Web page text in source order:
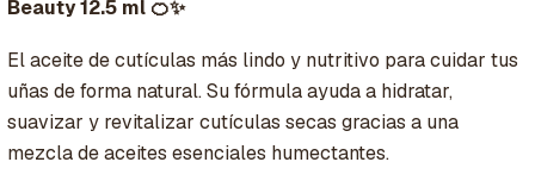
Beauty 12.5 ml 🍊✨
El aceite de cutículas más lindo y nutritivo para cuidar tus
uñas de forma natural. Su fórmula ayuda a hidratar,
suavizar y revitalizar cutículas secas gracias a una
mezcla de aceites esenciales humectantes.